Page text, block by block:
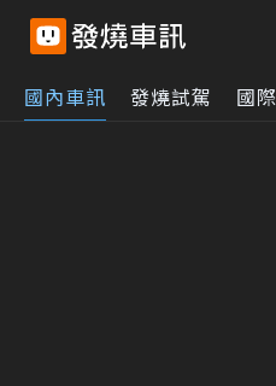
國內車訊 發燒試駕 國